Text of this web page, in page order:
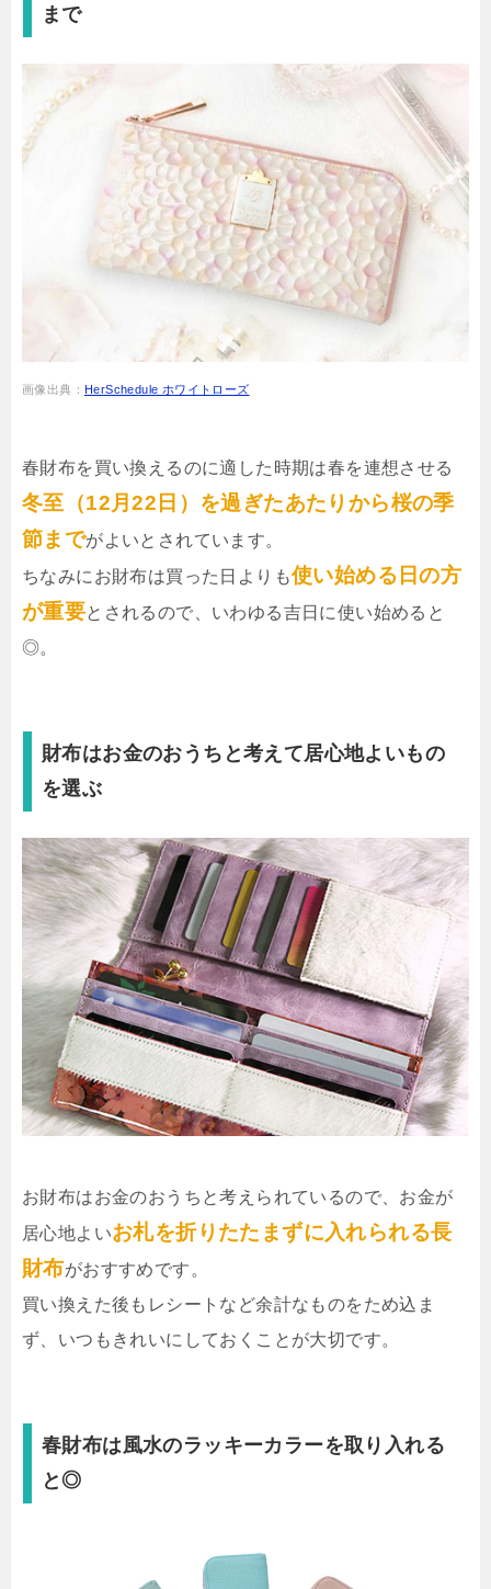
まで
画像出典： HerSchedule ホワイトローズ
春財布を買い換えるのに適した時期は春を連想させる
冬至（12月22日）を過ぎたあたりから桜の季
節までがよいとされています。
ちなみにお財布は買った日よりも使い始める日の方
が重要とされるので、いわゆる吉日に使い始めると
◎。
財布はお金のおうちと考えて居心地よいもの
を選ぶ
お財布はお金のおうちと考えられているので、お金が
居心地よいお札を折りたたまずに入れられる長
財布がおすすめです。
買い換えた後もレシートなど余計なものをため込ま
ず、いつもきれいにしておくことが大切です。
春財布は風水のラッキーカラーを取り入れる
と◎